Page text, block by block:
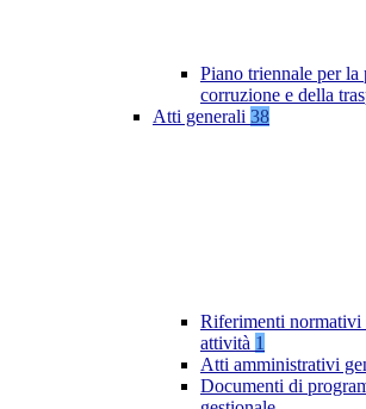
Piano triennale per la
corruzione e della
Atti generali 38
Riferimenti normativi
attività 1
Atti amministrativi
Documenti di